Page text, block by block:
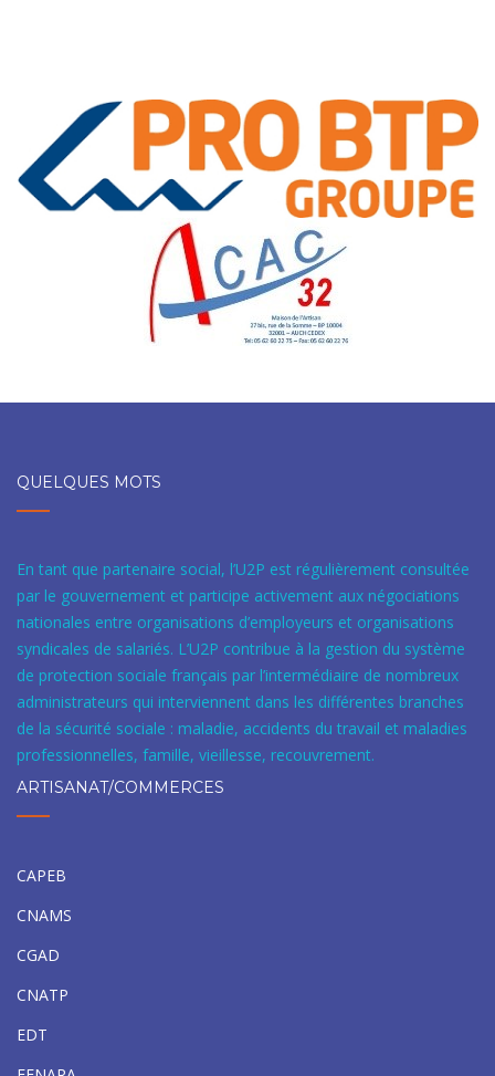
QUELQUES MOTS
En tant que partenaire social, l’U2P est régulièrement consultée
par le gouvernement et participe activement aux négociations
nationales entre organisations d’employeurs et organisations
syndicales de salariés. L’U2P contribue à la gestion du système
de protection sociale français par l’intermédiaire de nombreux
administrateurs qui interviennent dans les différentes branches
de la sécurité sociale : maladie, accidents du travail et maladies
professionnelles, famille, vieillesse, recouvrement.
ARTISANAT/COMMERCES
CAPEB
CNAMS
CGAD
CNATP
EDT